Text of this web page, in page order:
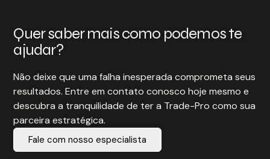
Quer saber mais como podemos te
ajudar?
Não deixe que uma falha inesperada comprometa seus
resultados. Entre em contato conosco hoje mesmo e
descubra a tranquilidade de ter a Trade-Pro como sua
parceira estratégica.
Fale com nosso especialista